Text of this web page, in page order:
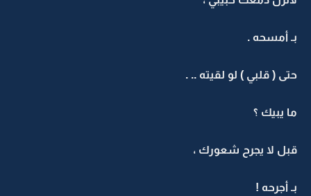
بـ أمسحه .
حتى ( قلبي ) لو لقيته .. .
ما يبيك ؟
قبل لا يجرح شعورك ،
بـ أجرحه !